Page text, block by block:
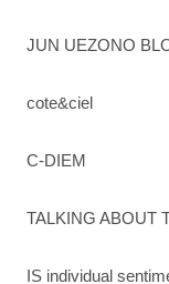
JUN UEZONO
cote&ciel
C-DIEM
TALKING ABOUT
IS individual